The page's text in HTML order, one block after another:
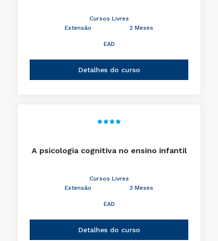
Cursos Livres
Extensão
2 Meses
EAD
Detalhes do curso
A psicologia cognitiva no ensino infantil
Cursos Livres
Extensão
3 Meses
EAD
Detalhes do curso